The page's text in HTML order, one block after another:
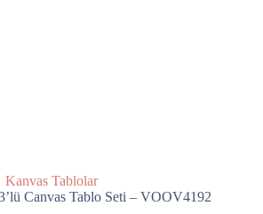
Kanvas Tablolar
Canvas Tablo Seti – VOOV4192